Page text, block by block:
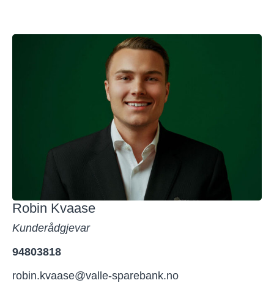
Robin Kvaase
Kunderådgjevar
94803818
robin.kvaase@valle-sparebank.no